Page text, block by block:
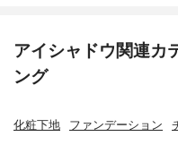
アイシャドウ関連カ
ング
化粧下地 ファンデーション